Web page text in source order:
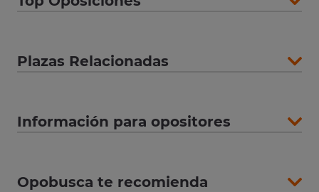
Plazas Relacionadas
Información para opositores
Opobusca te recomienda